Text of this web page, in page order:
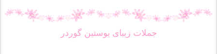
جملات زیبای یوستین گوردر